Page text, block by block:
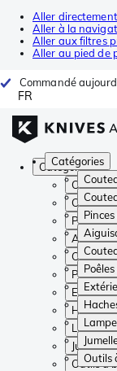
Aller
Aller à la
Aller aux filtres
Aller au pied de
Commandé
FR
Catégories
Outils
Catégories
Pinces
Poêles &
Haches
Lampes
Jumelles
Outils à